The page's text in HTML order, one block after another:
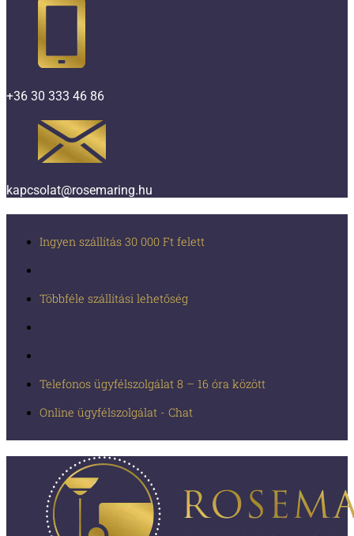
+36 30 333 46 86
kapcsolat@rosemaring.hu
Ingyen szállítás 30 000 Ft felett
Többféle szállítási lehetőség
Telefonos ügyfélszolgálat 8 – 16 óra között
Online ügyfélszolgálat - Chat